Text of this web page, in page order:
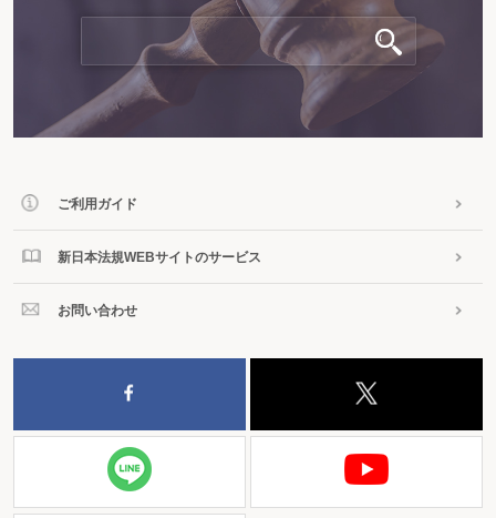
ご利用ガイド
新日本法規WEBサイトのサービス
お問い合わせ